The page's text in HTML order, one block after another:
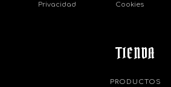
Privacidad
Cookies
TIENDA
PRODUCTOS